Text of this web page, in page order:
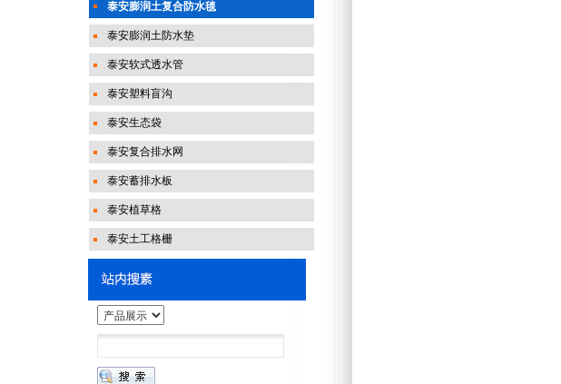
泰安膨润土复合防水毯
泰安膨润土防水垫
泰安软式透水管
泰安塑料盲沟
泰安生态袋
泰安复合排水网
泰安蓄排水板
泰安植草格
泰安土工格栅